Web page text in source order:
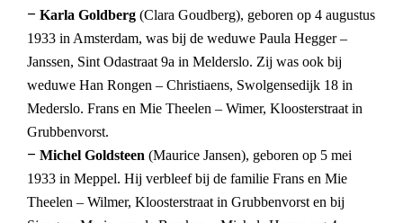
– Karla Goldberg (Clara Goudberg), geboren op 4 augustus
1933 in Amsterdam, was bij de weduwe Paula Hegger –
Janssen, Sint Odastraat 9a in Melderslo. Zij was ook bij
weduwe Han Rongen – Christiaens, Swolgensedijk 18 in
Mederslo. Frans en Mie Theelen – Wimer, Kloosterstraat in
Grubbenvorst.
– Michel Goldsteen (Maurice Jansen), geboren op 5 mei
1933 in Meppel. Hij verbleef bij de familie Frans en Mie
Theelen – Wilmer, Kloosterstraat in Grubbenvorst en bij